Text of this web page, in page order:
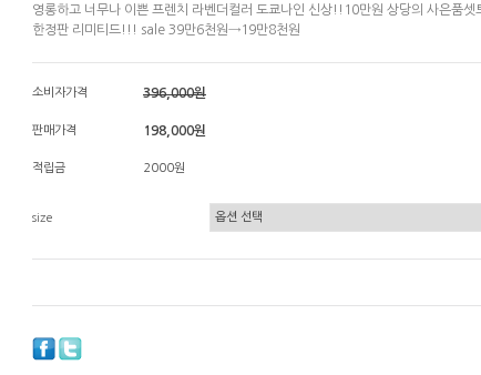
영롱하고 너무나 이쁜 프렌치 라벤더컬러 도쿄나인 신상!!10만원 상당의 사은품
한정판 리미티드!!! sale 39만6천원→19만8천원
소비자가격 396,000원
판매가격 198,000원
적립금 2000원
size